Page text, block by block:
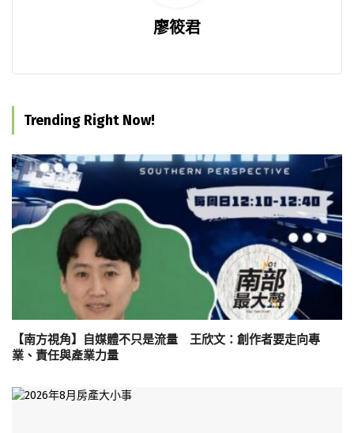
廖筱君
Trending Right Now!
【南方視角】自媒體不只是流量 王欣文：創作者要走向專
業、責任與產業力量